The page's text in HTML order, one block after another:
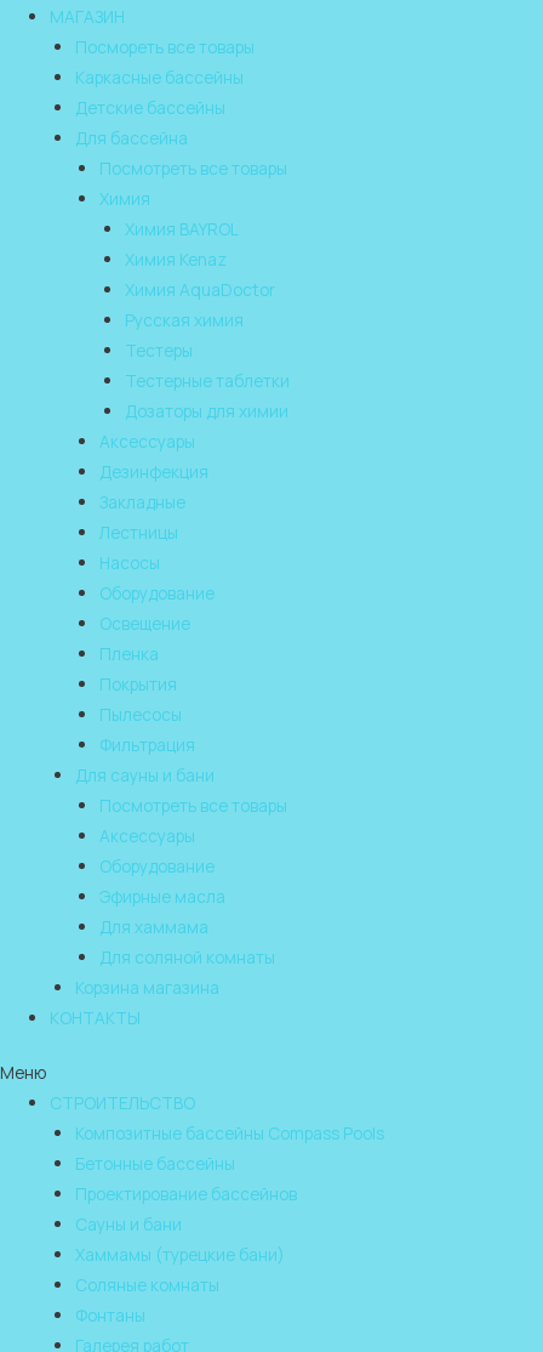
МАГАЗИН
Посмореть все товары
Каркасные бассейны
Детские бассейны
Для бассейна
Посмотреть все товары
Химия
Химия BAYROL
Химия Kenaz
Химия AquaDoctor
Русская химия
Тестеры
Тестерные таблетки
Дозаторы для химии
Аксессуары
Дезинфекция
Закладные
Лестницы
Насосы
Оборудование
Освещение
Пленка
Покрытия
Пылесосы
Фильтрация
Для сауны и бани
Посмотреть все товары
Аксессуары
Оборудование
Эфирные масла
Для хаммама
Для соляной комнаты
Корзина магазина
КОНТАКТЫ
Меню
СТРОИТЕЛЬСТВО
Композитные бассейны Compass Pools
Бетонные бассейны
Проектирование бассейнов
Сауны и бани
Хаммамы (турецкие бани)
Соляные комнаты
Фонтаны
Галерея работ